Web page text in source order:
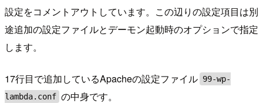
設定をコメントアウトしています。この辺りの設定項目は別
途追加の設定ファイルとデーモン起動時のオプションで指定
します。
17行目で追加しているApacheの設定ファイル 99-wp-
lambda.conf の中身です。